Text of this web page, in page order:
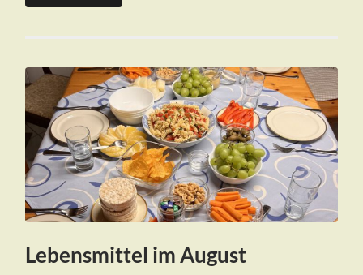
Lebensmittel im August